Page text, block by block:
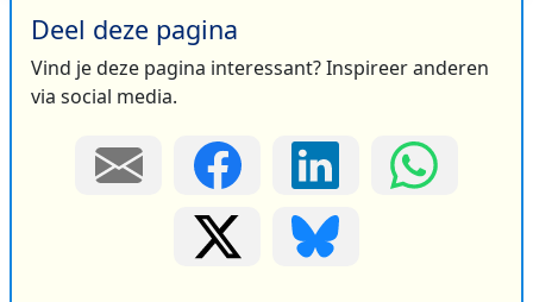
Deel deze pagina
Vind je deze pagina interessant? Inspireer anderen
via social media.